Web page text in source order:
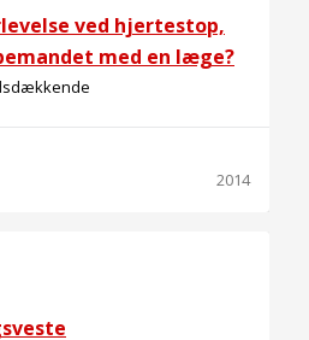
ved hjertestop,
med en læge?
2014